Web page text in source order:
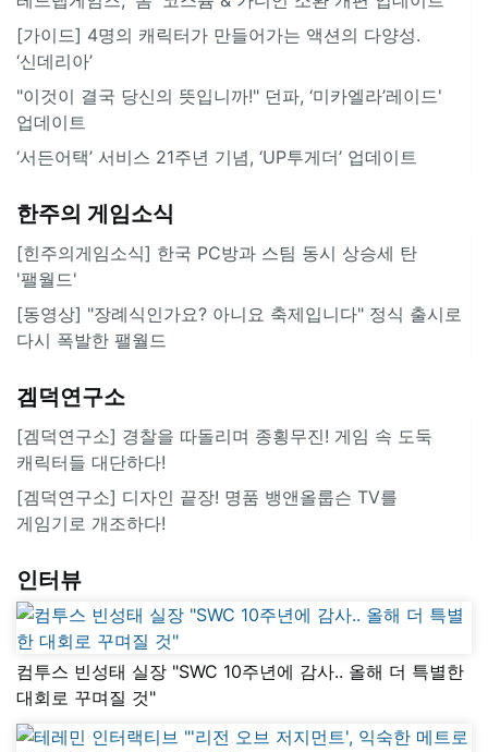
[가이드] 4명의 캐릭터가 만들어가는 액션의 다양성.
‘신데리아’
"이것이 결국 당신의 뜻입니까!" 던파, ‘미카엘라’레이드'
업데이트
‘서든어택’ 서비스 21주년 기념, ‘UP투게더’ 업데이트
한주의 게임소식
[힌주의게임소식] 한국 PC방과 스팀 동시 상승세 탄
'팰월드'
[동영상] "장례식인가요? 아니요 축제입니다" 정식 출시로
다시 폭발한 팰월드
겜덕연구소
[겜덕연구소] 경찰을 따돌리며 종횡무진! 게임 속 도둑
캐릭터들 대단하다!
[겜덕연구소] 디자인 끝장! 명품 뱅앤올룹슨 TV를
게임기로 개조하다!
인터뷰
컴투스 빈성태 실장 "SWC 10주년에 감사.. 올해 더 특별한
대회로 꾸며질 것"